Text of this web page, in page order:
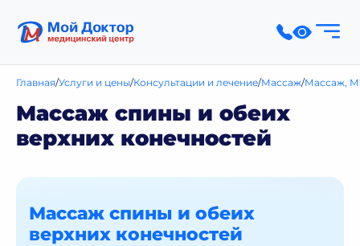
Главная Услуги и цены Консультации и лечение Массаж Массаж,
Массаж спины и обеих
верхних конечностей
Массаж спины и обеих
верхних конечностей